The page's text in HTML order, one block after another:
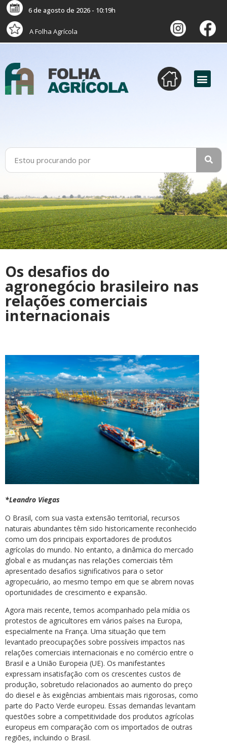
6 de agosto de 2026 - 10:19h
A Folha Agrícola
Os desafios do
agronegócio brasileiro nas
relações comerciais
internacionais
*Leandro Viegas
O Brasil, com sua vasta extensão territorial, recursos
naturais abundantes têm sido historicamente reconhecido
como um dos principais exportadores de produtos
agrícolas do mundo. No entanto, a dinâmica do mercado
global e as mudanças nas relações comerciais têm
apresentado desafios significativos para o setor
agropecuário, ao mesmo tempo em que se abrem novas
oportunidades de crescimento e expansão.
Agora mais recente, temos acompanhado pela mídia os
protestos de agricultores em vários países na Europa,
especialmente na França. Uma situação que tem
levantado preocupações sobre possíveis impactos nas
relações comerciais internacionais e no comércio entre o
Brasil e a União Europeia (UE). Os manifestantes
expressam insatisfação com os crescentes custos de
produção, sobretudo relacionados ao aumento do preço
do diesel e às exigências ambientais mais rigorosas, como
parte do Pacto Verde europeu. Essas demandas levantam
questões sobre a competitividade dos produtos agrícolas
europeus em comparação com os importados de outras
regiões, incluindo o Brasil.